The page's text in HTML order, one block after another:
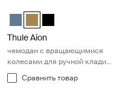
Thule Aion carry on spinner
Thule Aion carry on spinner
Thule Aion carry on
Thule Aion
чемодан с вращающимися
колесами для ручной клади
нутрия коричневая
Сравнить товар